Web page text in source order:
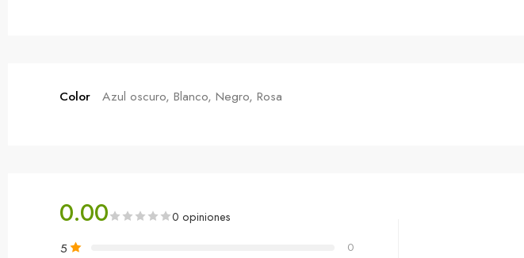
Color Azul oscuro, Blanco, Negro, Rosa
0.00 0 opiniones
5 0